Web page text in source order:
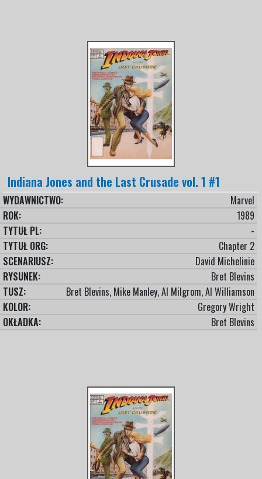
Indiana Jones and the Last Crusade vol. 1 #1
WYDAWNICTWO:
Marvel
ROK:
1989
TYTUŁ PL:
-
TYTUŁ ORG:
Chapter 2
SCENARIUSZ:
David Michelinie
RYSUNEK:
Bret Blevins
TUSZ:
Bret Blevins, Mike Manley, Al Milgrom, Al Williamson
KOLOR:
Gregory Wright
OKŁADKA:
Bret Blevins